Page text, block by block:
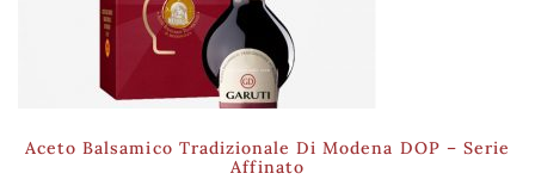
Aceto Balsamico Tradizionale Di Modena DOP – Serie
Affinato